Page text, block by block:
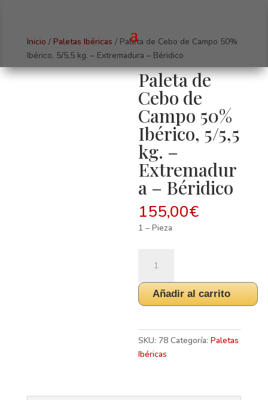
Inicio / Paletas Ibéricas / Paleta de Cebo de Campo 50%
Ibérico, 5/5,5 kg. – Extremadura – Béridico
Paleta de
Cebo de
Campo 50%
Ibérico, 5/5,5
kg. –
Extremadur
a – Béridico
155,00€
1 – Pieza
Cebo
de
Ibérico,
5/5,5
Extremadura
Añadir al carrito
SKU: 78 Categoría:Paletas
Ibéricas